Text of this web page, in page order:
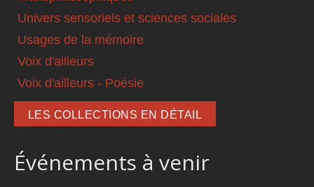
Univers sensoriels et sciences sociales
Usages de la mémoire
Voix d'ailleurs
Voix d'ailleurs - Poésie
LES COLLECTIONS EN DÉTAIL
Événements à venir